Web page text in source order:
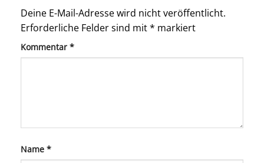
Deine E-Mail-Adresse wird nicht veröffentlicht.
Erforderliche Felder sind mit* markiert
Kommentar *
Name *